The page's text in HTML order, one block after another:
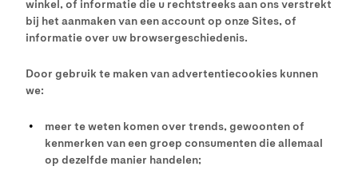
winkel, of informatie die u rechtstreeks aan ons verstrekt
bij het aanmaken van een account op onze Sites, of
informatie over uw browsergeschiedenis.
Door gebruik te maken van advertentiecookies kunnen
we:
meer te weten komen over trends, gewoonten of
kenmerken van een groep consumenten die allemaal
op dezelfde manier handelen;